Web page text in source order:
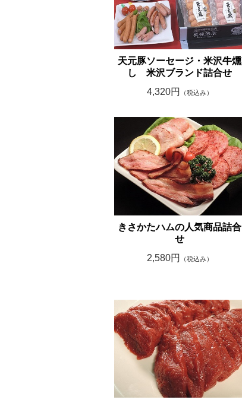
天元豚ソーセージ・米沢牛燻
し 米沢ブランド詰合せ
4,320円
（税込み）
きさかたハムの人気商品詰合
せ
2,580円
（税込み）